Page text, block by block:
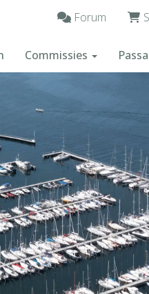
Forum
Commissies